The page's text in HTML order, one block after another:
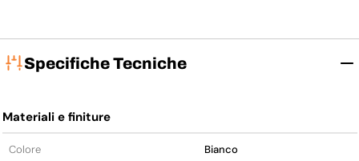
Specifiche Tecniche
Materiali e finiture
Colore Bianco